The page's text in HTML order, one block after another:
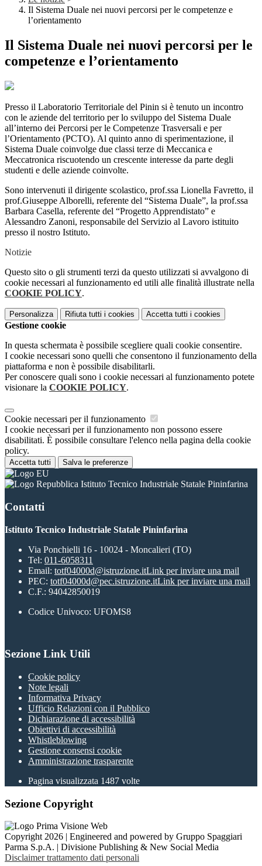
Il Sistema Duale nei nuovi percorsi per le competenze e
l’orientamento
Il Sistema Duale nei nuovi percorsi per le
competenze e l’orientamento
Presso il Laboratorio Territoriale del Pinin si è tenuto un incontro
con le aziende del territorio per lo sviluppo del Sistema Duale
all’interno dei Percorsi per le Competenze Trasversali e per
l’Orientamento (PCTO). Al quinto anno di sperimentazione, il
Sistema Duale coinvolge due classi terze di Meccanica e
Meccatronica riscuotendo un crescente interesse da parte degli
studenti e delle aziende coinvolte.
Sono intervenuti il dirigente scolastico, prof.ssa Lionella Favretto, il
prof.Giuseppe Alborelli, referente del “Sistema Duale”, la prof.ssa
Barbara Casella, referente del “Progetto Apprendistato” e
Alessandro Zanoni, responsabile del Servizio al Lavoro istituito
presso il nostro Istituto.
Notizie
Questo sito o gli strumenti terzi da questo utilizzati si avvalgono di
cookie necessari al funzionamento ed utili alle finalità illustrate nella
COOKIE POLICY.
Personalizza Rifiuta tutti i cookies Accetta tutti i cookies
Gestione cookie
In questa schermata è possibile scegliere quali cookie consentire.
I cookie necessari sono quelli che consentono il funzionamento della
piattaforma e non è possibile disabilitarli.
Per conoscere quali sono i cookie necessari al funzionamento potete
visionare la COOKIE POLICY.
Cookie necessari per il funzionamento
I cookie necessari per il funzionamento non possono essere
disabilitati. È possibile consultare l'elenco nella pagina della cookie
policy.
Accetta tutti Salva le preferenze
Istituto Tecnico Industriale Statale Pininfarina
Contatti
Istituto Tecnico Industriale Statale Pininfarina
Via Ponchielli 16 - 10024 - Moncalieri (TO)
Tel: 011-6058311
Email: totf04000d@istruzione.itLink per inviare una mail
PEC: totf04000d@pec.istruzione.itLink per inviare una mail
C.F.: 94042850019
Codice Univoco: UFOMS8
Sezione Link Utili
Cookie policy
Note legali
Informativa Privacy
Ufficio Relazioni con il Pubblico
Dichiarazione di accessibilità
Obiettivi di accessibilità
Whistleblowing
Gestione consensi cookie
Amministrazione trasparente
Pagina visualizzata 1487 volte
Sezione Copyright
Copyright 2026 | Engineered and powered by Gruppo Spaggiari
Parma S.p.A. | Divisione Publishing & New Social Media
Disclaimer trattamento dati personali